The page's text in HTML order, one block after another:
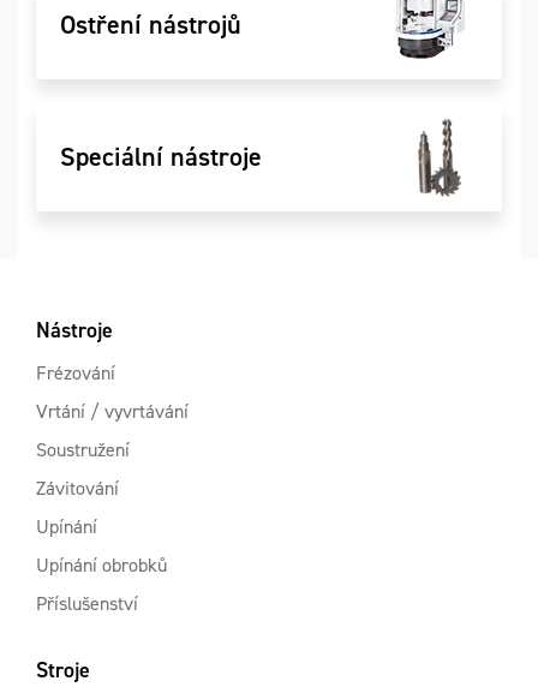
Ostření nástrojů
Speciální nástroje
Nástroje
Frézování
Vrtání / vyvrtávání
Soustružení
Závitování
Upínání
Upínání obrobků
Příslušenství
Stroje